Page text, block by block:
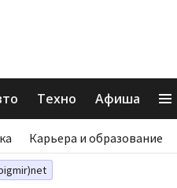
Техно Афиша
Карьера и образование